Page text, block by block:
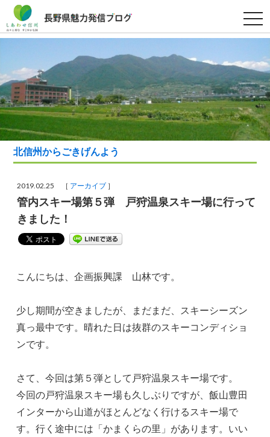
t
o
g
e
n
a
v
i
g
a
t
i
o
北信州からごきげんよう
2019.02.25 ［ アーカイブ ］
管内スキー場第５弾 戸狩温泉スキー場に行って
きました！
こんにちは、企画振興課 山林です。
少し期間が空きましたが、まだまだ、スキーシーズン
真っ最中です。晴れた日は抜群のスキーコンディショ
ンです。
さて、今回は第５弾として戸狩温泉スキー場です。
今回の戸狩温泉スキー場も久しぶりですが、飯山豊田
インターから山道がほとんどなく行けるスキー場で
す。行く途中には「かまくらの里」があります。いい